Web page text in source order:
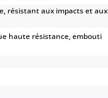
résistant aux impacts et aux
haute résistance, embouti